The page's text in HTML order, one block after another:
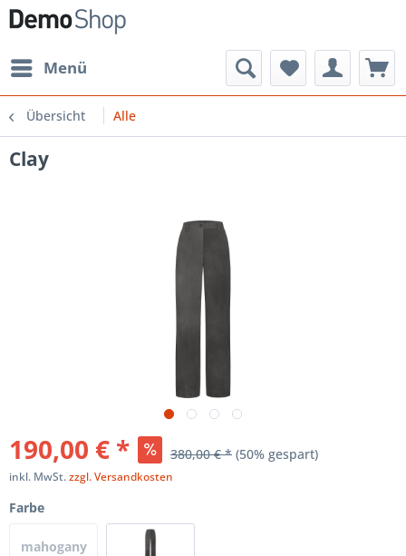
Menü
Übersicht Alle
Clay
190,00 € * 380,00 € * (50% gespart)
inkl. MwSt.zzgl. Versandkosten
Farbe
mahogany